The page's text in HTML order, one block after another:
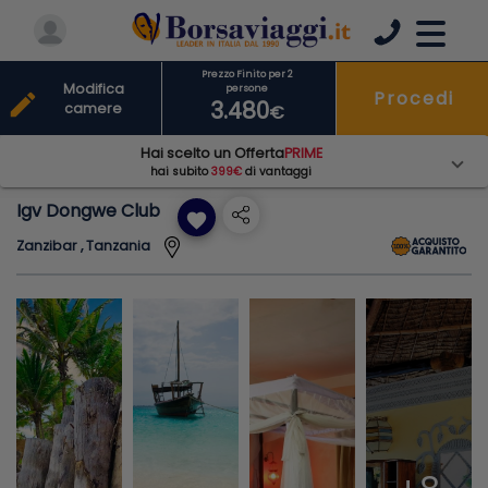
Igv Dongwe Club favorite
Zanzibar , Tanzania
Prezzo Finito per 2
persone
3.480€
Procedi
edit
Modifica
camere
Hai scelto un OffertaPRIME
hai subito399€ di vantaggi